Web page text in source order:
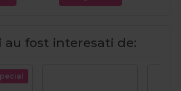
fost interesati de: